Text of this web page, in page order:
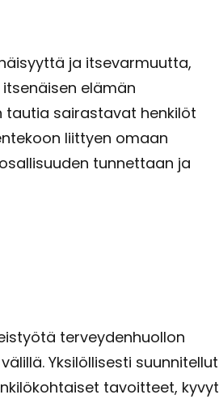
ja itsevarmuutta,
elämän
tautia sairastavat henkilöt
liittyen omaan
tunnettaan ja
terveydenhuollon
Yksilöllisesti suunnitellut
tavoitteet, kyvyt